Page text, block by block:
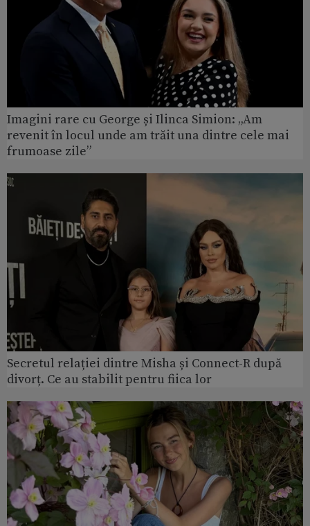
Imagini rare cu George și Ilinca Simion: „Am
revenit în locul unde am trăit una dintre cele mai
frumoase zile”
Secretul relației dintre Misha și Connect-R după
divorț. Ce au stabilit pentru fiica lor